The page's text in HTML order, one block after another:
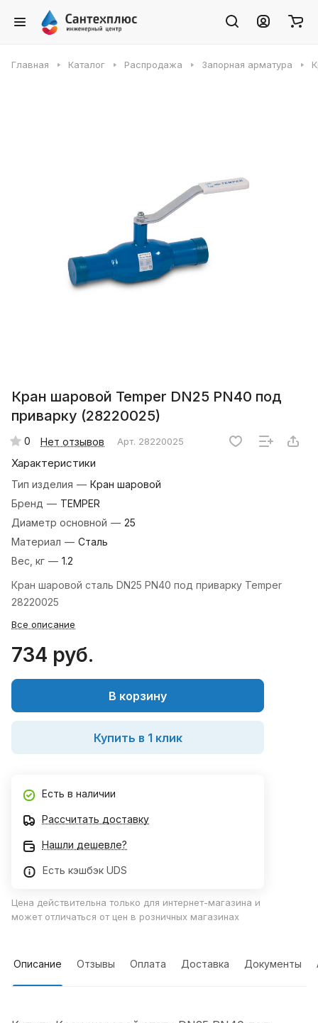
Главная Каталог Распродажа Запорная арматура
Кран шаровой Temper DN25 PN40 под
приварку (28220025)
0 Нет отзывов Арт. 28220025
Характеристики
Тип изделия — Кран шаровой
Бренд — TEMPER
Диаметр основной — 25
Материал — Сталь
Вес, кг — 1.2
Кран шаровой сталь DN25 PN40 под приварку Temper
28220025
Все описание
734 руб.
В корзину
Купить в 1 клик
Есть в наличии
Рассчитать доставку
Нашли дешевле?
Есть кэшбэк UDS
Цена действительна только для интернет-магазина и
может отличаться от цен в розничных магазинах
Описание Отзывы Оплата Доставка Документы